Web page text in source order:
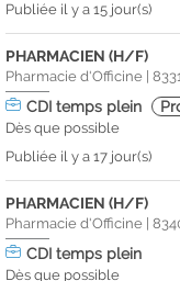
Publiée il y a 15 jour(s)
PHARMACIEN (H/F)
Pharmacie d'Officine |
CDItemps plein
Dès que possible
Publiée il y a 17 jour(s)
PHARMACIEN (H/F)
Pharmacie d'Officine |
CDItemps plein
Dès que possible